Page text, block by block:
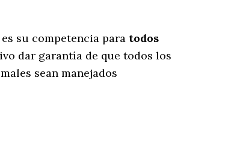
su competencia para todos
dar garantía de que todos los
sean manejados